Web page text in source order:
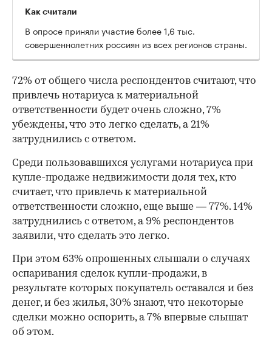
Как считали
В опросе приняли участие более 1,6 тыс.
совершеннолетних россиян из всех регионов страны.
72% от общего числа респондентов считают, что
привлечь нотариуса к материальной
ответственности будет очень сложно, 7%
убеждены, что это легко сделать, а 21%
затруднились с ответом.
00:00 00:00
Среди пользовавшихся услугами нотариуса при
купле-продаже недвижимости доля тех, кто
считает, что привлечь к материальной
ответственности сложно, еще выше — 77%. 14%
затруднились с ответом, а 9% респондентов
заявили, что сделать это легко.
При этом 63% опрошенных слышали о случаях
оспаривания сделок купли-продажи, в
результате которых покупатель оставался и без
денег, и без жилья, 30% знают, что некоторые
сделки можно оспорить, а 7% впервые слышат
об этом.